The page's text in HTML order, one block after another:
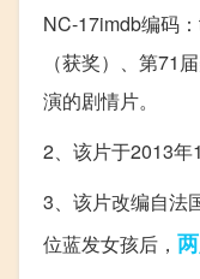
NC-17imdb编码
（获奖）、第71
演的剧情片。
2、该片于2013年
3、该片改编自法
位蓝发女孩后，